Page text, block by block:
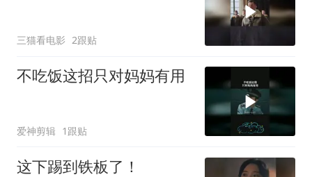
三猫看电影 2跟贴
不吃饭这招只对妈妈有用
爱神剪辑 1跟贴
这下踢到铁板了！